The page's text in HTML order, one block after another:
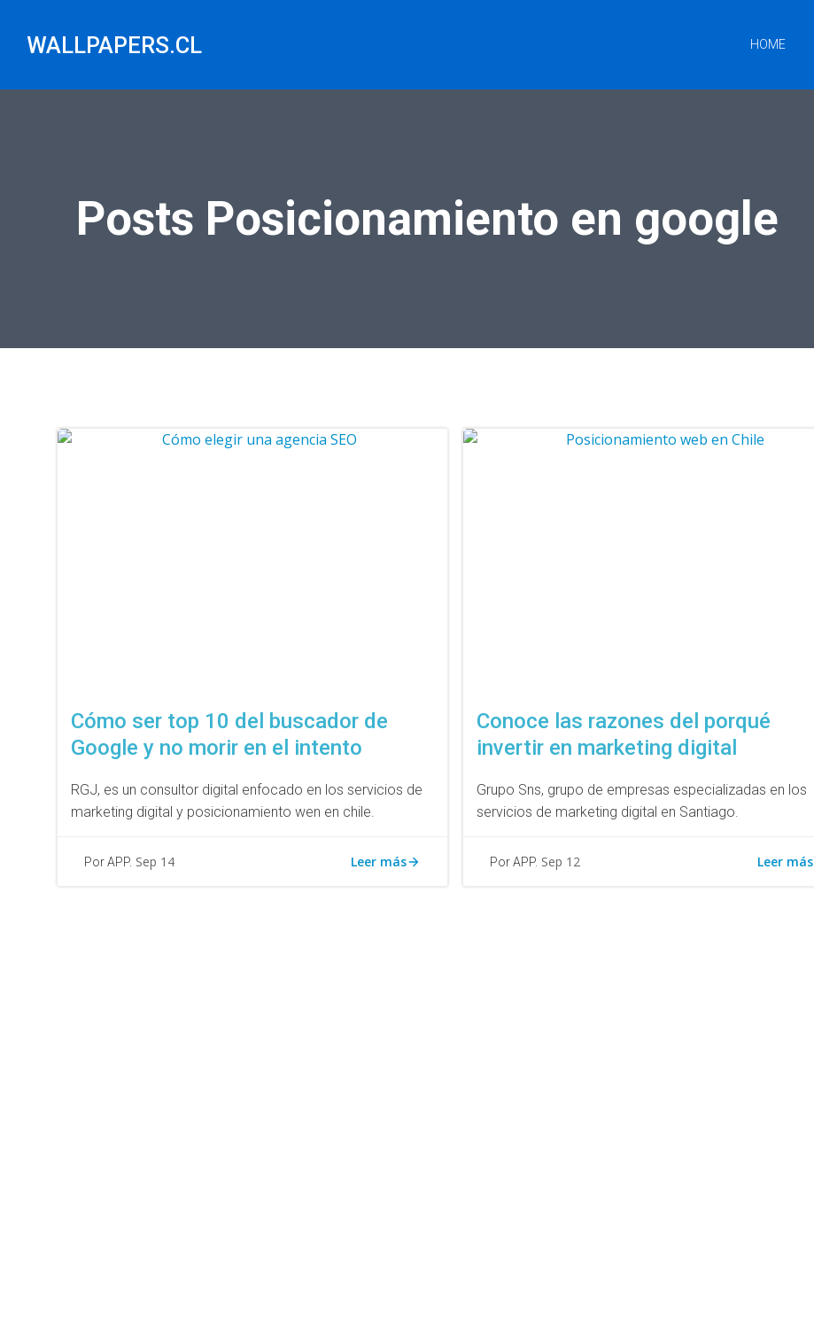
contenido
WALLPAPERS.CL HOME
Posts Posicionamiento en google
Cómo ser top 10 del buscador de
Google y no morir en el intento
RGJ, es un consultor digital enfocado en los servicios de
marketing digital y posicionamiento wen en chile.
Por APP. Sep 14 Leer más
Conoce las razones del porqué
invertir en marketing digital
Grupo Sns, grupo de empresas especializadas en los
servicios de marketing digital en Santiago.
Por APP. Sep 12 Leer más